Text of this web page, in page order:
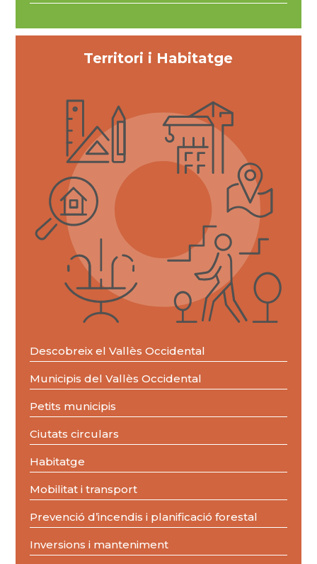
Territori i Habitatge
Descobreix el Vallès Occidental
Municipis del Vallès Occidental
Petits municipis
Ciutats circulars
Habitatge
Mobilitat i transport
Prevenció d’incendis i planificació forestal
Inversions i manteniment